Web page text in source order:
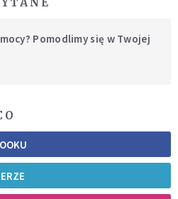
Pomodlimy się w Twojej